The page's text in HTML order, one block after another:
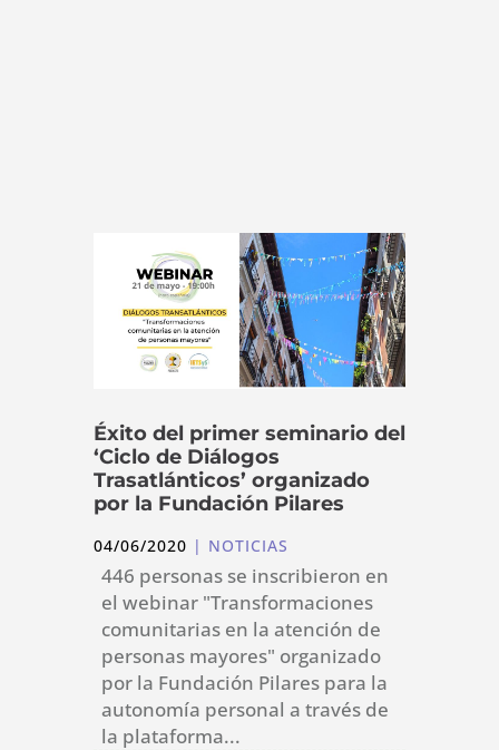
Éxito del primer seminario del
‘Ciclo de Diálogos
Trasatlánticos’ organizado
por la Fundación Pilares
04/06/2020 | NOTICIAS
446 personas se inscribieron en
el webinar "Transformaciones
comunitarias en la atención de
personas mayores" organizado
por la Fundación Pilares para la
autonomía personal a través de
la plataforma...